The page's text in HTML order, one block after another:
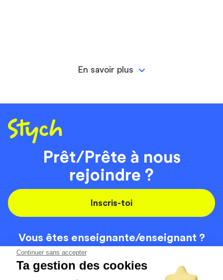
Continuer sans accepter
Ta gestion des cookies
En savoir plus
Prêt/Prête à nous
rejoindre ?
Inscris-toi
Vous êtes enseignante/enseignant ?
On recrute